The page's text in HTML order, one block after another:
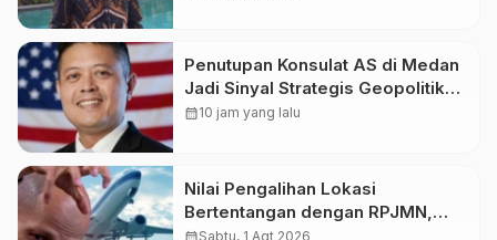
Penutupan Konsulat AS di Medan
Jadi Sinyal Strategis Geopolitik
Baru bagi Indonesia
calendar_month10 jam yang lalu
Nilai Pengalihan Lokasi
Bertentangan dengan RPJMN,
Ichsanuddin Soroti Komitmen
calendar_monthSabtu, 1 Agt 2026